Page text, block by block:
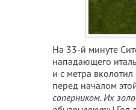
На 33-й минуте
нападающего
и с метра
перед началом
соперником. Их